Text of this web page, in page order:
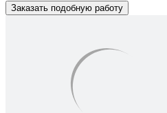
Заказать подобную работу